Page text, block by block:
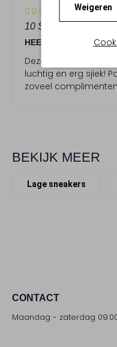
Weigeren
5
S
t
e
r
r
e
10 SEPTEMBER
HEERLIJKE
Deze sneakers zijn
luchtig en erg sjiek!
zoveel
BEKIJK MEER
Lage sneakers
CONTACT
Maandag - zaterdag